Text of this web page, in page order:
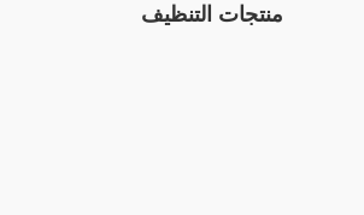
منتجات التنظيف